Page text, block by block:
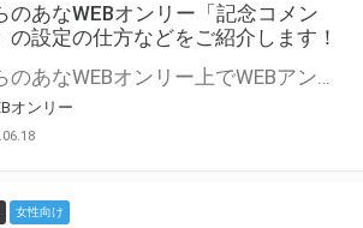
のあなWEBオンリー「記念コメン
の設定の仕方などをご紹介します！
とらのあなWEBオンリー上でWEBアンソロジーが作成できる「記念コメント」について、その使い方や作成手順を解説します！ 支援タイプを「サークル参加型」「サークル参加型・マルシェ(イベント会場)機能付き」でお申し込みいただいている主催者様はぜひご活用ください♪ とらのあなWEBオンリーサイトはこちら
オンリー
女性向け